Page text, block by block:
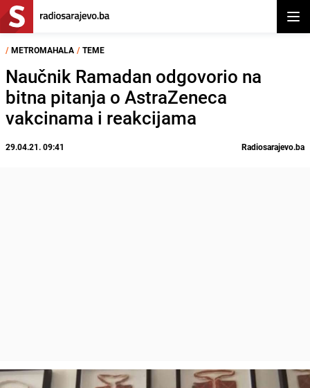
/ METROMAHALA / TEME
Naučnik Ramadan odgovorio na
bitna pitanja o AstraZeneca
vakcinama i reakcijama
29.04.21. 09:41 Radiosarajevo.ba